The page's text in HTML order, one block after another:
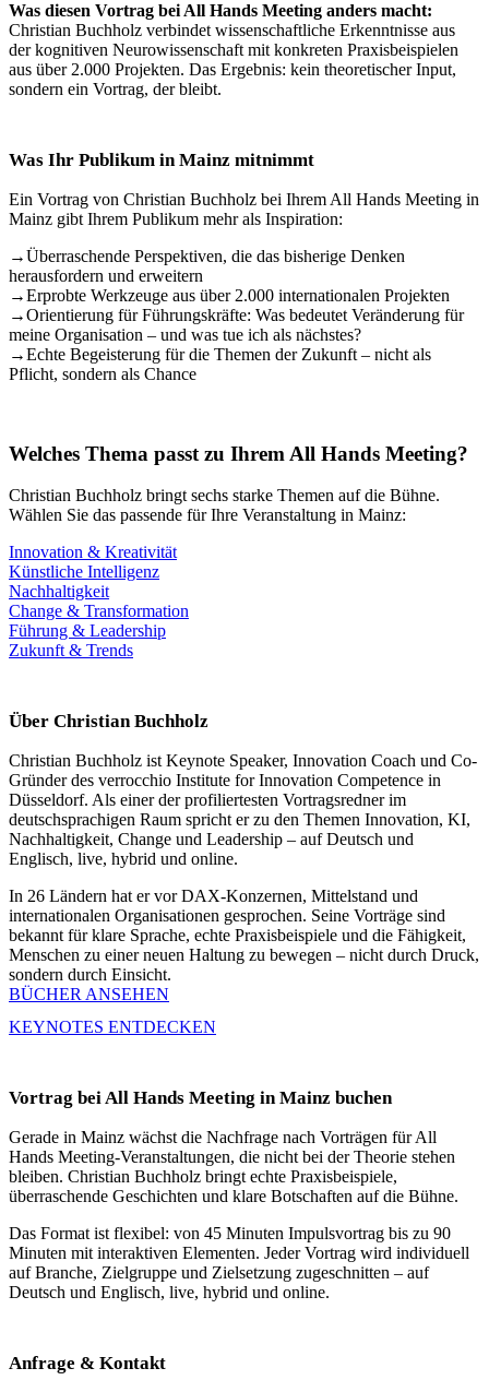
Was diesen Vortrag bei All Hands Meeting anders macht:
Christian Buchholz verbindet wissenschaftliche Erkenntnisse aus
der kognitiven Neurowissenschaft mit konkreten Praxisbeispielen
aus über 2.000 Projekten. Das Ergebnis: kein theoretischer Input,
sondern ein Vortrag, der bleibt.
Was Ihr Publikum in Mainz mitnimmt
Ein Vortrag von Christian Buchholz bei Ihrem All Hands Meeting in
Mainz gibt Ihrem Publikum mehr als Inspiration:
→Überraschende Perspektiven, die das bisherige Denken
herausfordern und erweitern
→Erprobte Werkzeuge aus über 2.000 internationalen Projekten
→Orientierung für Führungskräfte: Was bedeutet Veränderung für
meine Organisation – und was tue ich als nächstes?
→Echte Begeisterung für die Themen der Zukunft – nicht als
Pflicht, sondern als Chance
Welches Thema passt zu Ihrem All Hands Meeting?
Christian Buchholz bringt sechs starke Themen auf die Bühne.
Wählen Sie das passende für Ihre Veranstaltung in Mainz:
Innovation & Kreativität
Künstliche Intelligenz
Nachhaltigkeit
Change & Transformation
Führung & Leadership
Zukunft & Trends
Über Christian Buchholz
Christian Buchholz ist Keynote Speaker, Innovation Coach und Co-
Gründer des verrocchio Institute for Innovation Competence in
Düsseldorf. Als einer der profiliertesten Vortragsredner im
deutschsprachigen Raum spricht er zu den Themen Innovation, KI,
Nachhaltigkeit, Change und Leadership – auf Deutsch und
Englisch, live, hybrid und online.
In 26 Ländern hat er vor DAX-Konzernen, Mittelstand und
internationalen Organisationen gesprochen. Seine Vorträge sind
bekannt für klare Sprache, echte Praxisbeispiele und die Fähigkeit,
Menschen zu einer neuen Haltung zu bewegen – nicht durch Druck,
sondern durch Einsicht.
BÜCHER ANSEHEN
KEYNOTES ENTDECKEN
Vortrag bei All Hands Meeting in Mainz buchen
Gerade in Mainz wächst die Nachfrage nach Vorträgen für All
Hands Meeting-Veranstaltungen, die nicht bei der Theorie stehen
bleiben. Christian Buchholz bringt echte Praxisbeispiele,
überraschende Geschichten und klare Botschaften auf die Bühne.
Das Format ist flexibel: von 45 Minuten Impulsvortrag bis zu 90
Minuten mit interaktiven Elementen. Jeder Vortrag wird individuell
auf Branche, Zielgruppe und Zielsetzung zugeschnitten – auf
Deutsch und Englisch, live, hybrid und online.
Anfrage & Kontakt